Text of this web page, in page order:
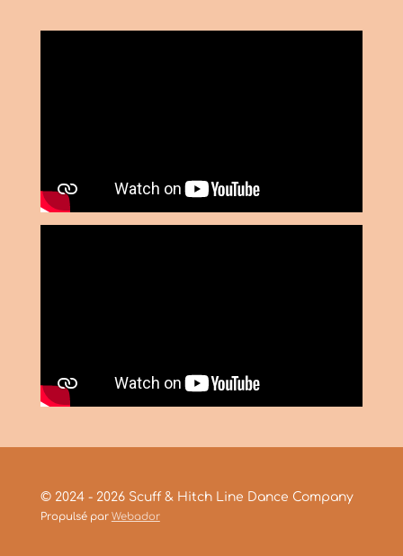
© 2024 - 2026 Scuff & Hitch Line Dance Company
Propulsé par Webador